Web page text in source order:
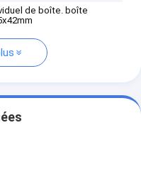
de boîte. boîte